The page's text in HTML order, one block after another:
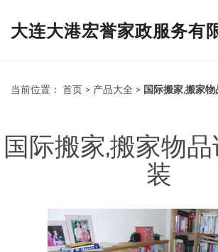
大连大港宏誉家政服务有
当前位置： 首页 > 产品大全 > 国际搬家,搬家
国际搬家,搬家物
装